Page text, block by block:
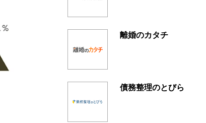
離婚のカタチ
債務整理のとびら